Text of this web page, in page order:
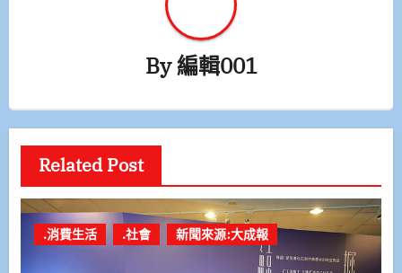
By編輯001
Related Post
.消費生活 .社會 新聞來源:大成報